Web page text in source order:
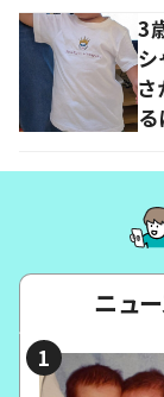
3
シ
る
ニュ